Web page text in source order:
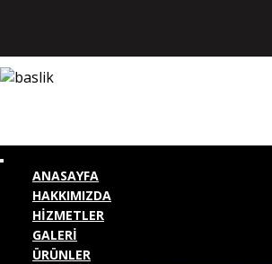
ANASAYFA
HAKKIMIZDA
HİZMETLER
GALERİ
ÜRÜNLER